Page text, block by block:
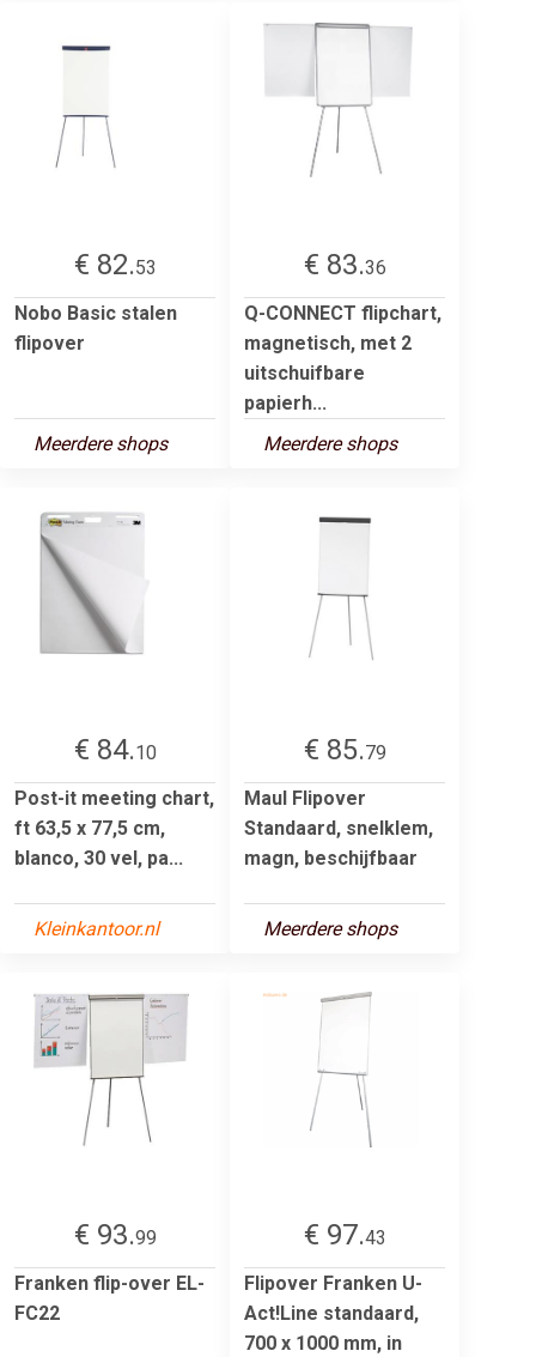
€ 82.53
Nobo Basic stalen
flipover
Meerdere shops
€ 83.36
Q-CONNECT flipchart,
magnetisch, met 2
uitschuifbare
papierh...
Meerdere shops
€ 84.10
Post-it meeting chart,
ft 63,5 x 77,5 cm,
blanco, 30 vel, pa...
Kleinkantoor.nl
€ 85.79
Maul Flipover
Standaard, snelklem,
magn, beschijfbaar
Meerdere shops
€ 93.99
Franken flip-over EL-
FC22
€ 97.43
Flipover Franken U-
Act!Line standaard,
700 x 1000 mm, in